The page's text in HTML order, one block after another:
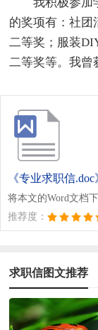
的奖项有：社团
二等奖；服装
二等奖等。我曾
《专业求职信.doc
将本文的Word文档
推荐度：
求职信图文推荐